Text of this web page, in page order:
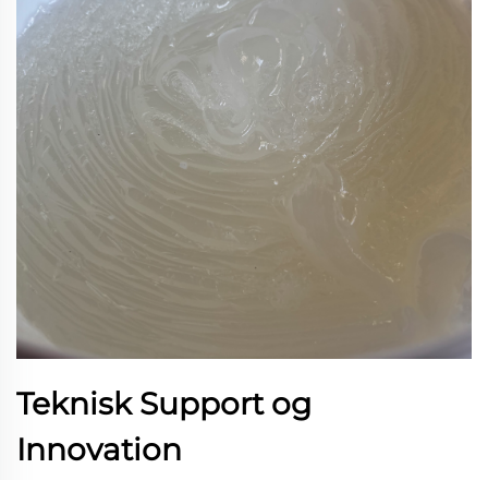
Teknisk Support og
Innovation